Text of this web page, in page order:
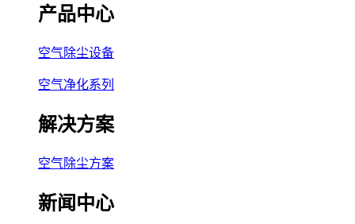
产品中心
空气除尘设备
空气净化系列
解决方案
空气除尘方案
新闻中心